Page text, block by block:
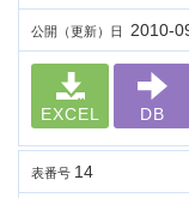
公開（更新）日 2010-
EXCEL DB
表番号 14